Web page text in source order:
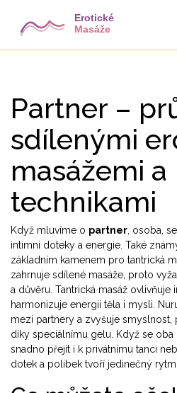
Partner –
sdílenými
masážemi a
technikami
Když mluvíme o partner osoba,
intimní doteky a energie . Také
základním kamenem pro tantrická
zahrnuje sdílené masáže, proto
a důvěru. Tantrická masáž ovlivňuje
harmonizuje energii těla i mysli.
mezi partnery a zvyšuje
díky speciálnímu gelu. Když se
snadno přejít i k privátnímu tanci
dotek a polibek tvoří jedinečný